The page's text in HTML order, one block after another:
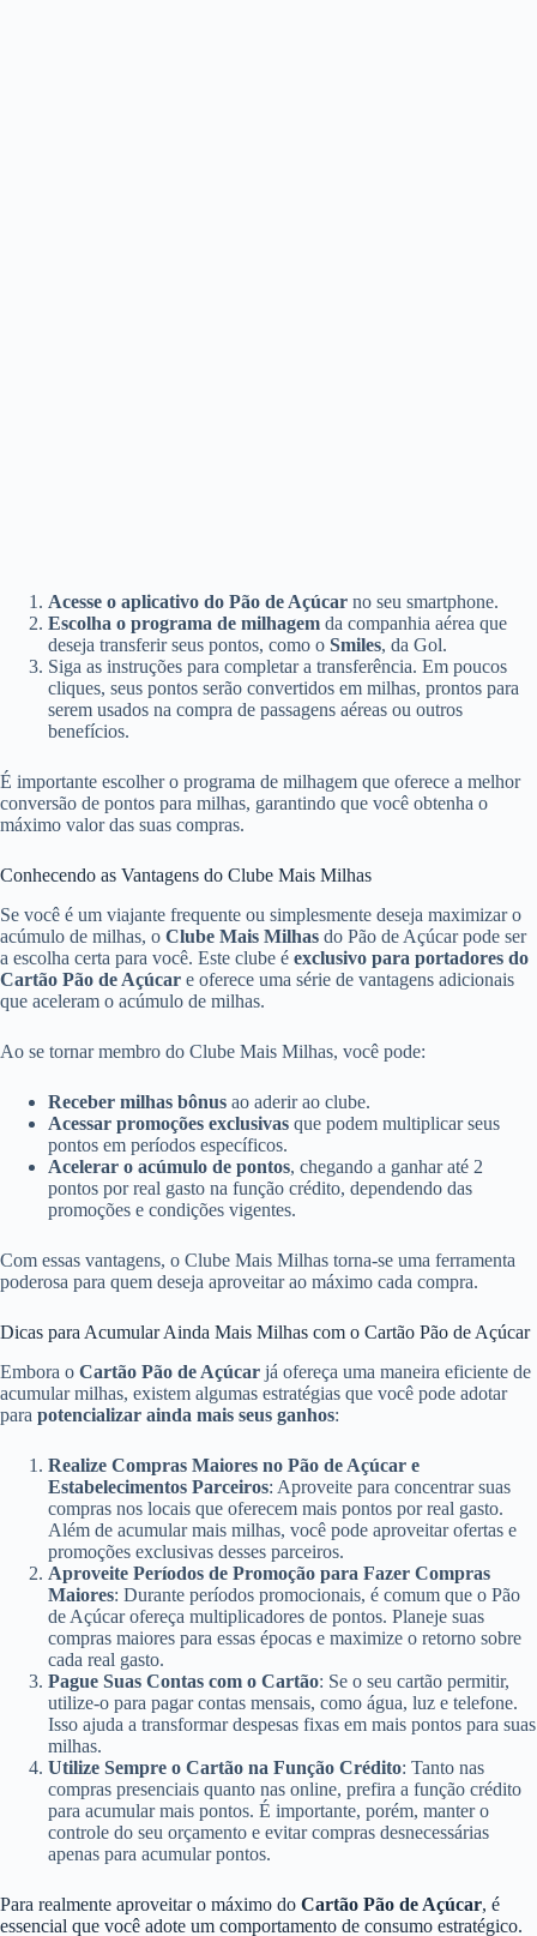
Acesse o aplicativo do Pão de Açúcar no seu smartphone.
Escolha o programa de milhagem da companhia aérea que
deseja transferir seus pontos, como o Smiles, da Gol.
Siga as instruções para completar a transferência. Em poucos
cliques, seus pontos serão convertidos em milhas, prontos para
serem usados na compra de passagens aéreas ou outros
benefícios.
É importante escolher o programa de milhagem que oferece a melhor
conversão de pontos para milhas, garantindo que você obtenha o
máximo valor das suas compras.
Conhecendo as Vantagens do Clube Mais Milhas
Se você é um viajante frequente ou simplesmente deseja maximizar o
acúmulo de milhas, o Clube Mais Milhas do Pão de Açúcar pode ser
a escolha certa para você. Este clube é exclusivo para portadores do
Cartão Pão de Açúcar e oferece uma série de vantagens adicionais
que aceleram o acúmulo de milhas.
Ao se tornar membro do Clube Mais Milhas, você pode:
Receber milhas bônus ao aderir ao clube.
Acessar promoções exclusivas que podem multiplicar seus
pontos em períodos específicos.
Acelerar o acúmulo de pontos, chegando a ganhar até 2
pontos por real gasto na função crédito, dependendo das
promoções e condições vigentes.
Com essas vantagens, o Clube Mais Milhas torna-se uma ferramenta
poderosa para quem deseja aproveitar ao máximo cada compra.
Dicas para Acumular Ainda Mais Milhas com o Cartão Pão de Açúcar
Embora o Cartão Pão de Açúcar já ofereça uma maneira eficiente de
acumular milhas, existem algumas estratégias que você pode adotar
para potencializar ainda mais seus ganhos:
Realize Compras Maiores no Pão de Açúcar e
Estabelecimentos Parceiros: Aproveite para concentrar suas
compras nos locais que oferecem mais pontos por real gasto.
Além de acumular mais milhas, você pode aproveitar ofertas e
promoções exclusivas desses parceiros.
Aproveite Períodos de Promoção para Fazer Compras
Maiores: Durante períodos promocionais, é comum que o Pão
de Açúcar ofereça multiplicadores de pontos. Planeje suas
compras maiores para essas épocas e maximize o retorno sobre
cada real gasto.
Pague Suas Contas com o Cartão: Se o seu cartão permitir,
utilize-o para pagar contas mensais, como água, luz e telefone.
Isso ajuda a transformar despesas fixas em mais pontos para suas
milhas.
Utilize Sempre o Cartão na Função Crédito: Tanto nas
compras presenciais quanto nas online, prefira a função crédito
para acumular mais pontos. É importante, porém, manter o
controle do seu orçamento e evitar compras desnecessárias
apenas para acumular pontos.
Para realmente aproveitar o máximo do Cartão Pão de Açúcar, é
essencial que você adote um comportamento de consumo estratégico.